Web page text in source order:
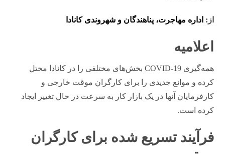
از: اداره مهاجرت، پناهندگان و شهروندی کانادا
اعلامیه
همه‌گیری COVID-19 بخش‌های مختلفی را در کانادا مختل
کرده و موانع جدیدی را برای کارگران موقت خارجی و
کارفرمایان آنها در یک بازار کار به سرعت در حال تغییر ایجاد
کرده است.
فرآیند تسریع شده برای کارگران